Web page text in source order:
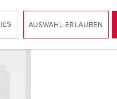
AUSWAHL ERLAUBEN